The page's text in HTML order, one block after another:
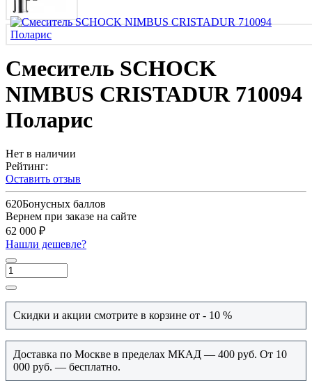
Смеситель SCHOCK
NIMBUS CRISTADUR 710094
Поларис
Нет в наличии
Рейтинг:
Оставить отзыв
620Бонусных баллов
Вернем при заказе на сайте
62 000 ₽
Нашли дешевле?
Скидки и акции смотрите в корзине от - 10 %
Доставка по Москве в пределах МКАД — 400 руб. От 10
000 руб. — бесплатно.